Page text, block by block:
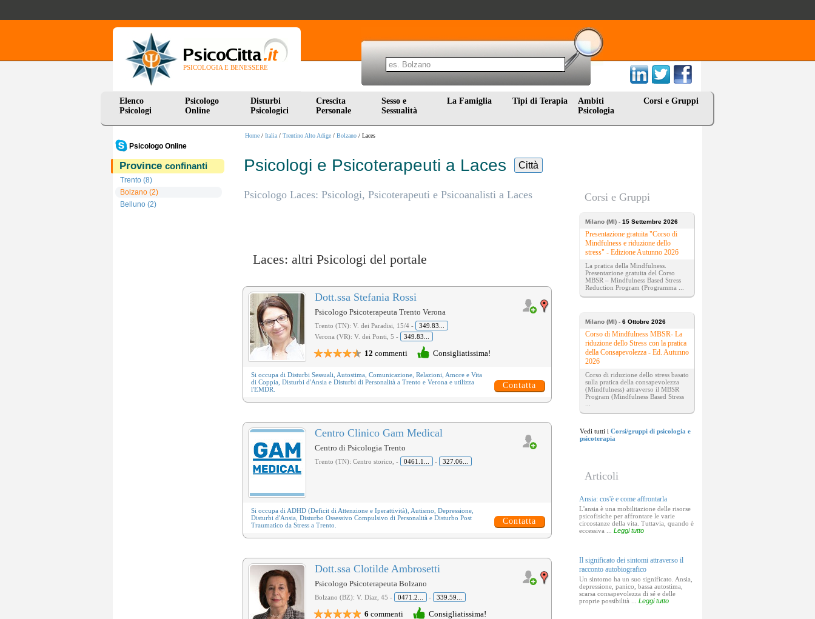
PSICOLOGIA E BENESSERE
Elenco
Psicologi
Psicologo
Online
Disturbi
Psicologici
Crescita
Personale
Sesso e
Sessualità
La Famiglia Tipi di Terapia
Ambiti
Psicologia
Corsi e Gruppi
Home / Italia / Trentino Alto Adige / Bolzano / Laces
Psicologo Online
Province confinanti
Trento (8)
Bolzano (2)
Belluno (2)
Psicologi e Psicoterapeuti a Laces Città
Psicologo Laces: Psicologi, Psicoterapeuti e Psicoanalisti a Laces
Laces: altri Psicologi del portale
Dott.ssa Stefania Rossi
Psicologo Psicoterapeuta Trento Verona
Trento (TN): V. dei Paradisi, 15/4 -
349.83...
Verona (VR): V. dei Ponti, 5 -
349.83...
12 commenti Consigliatissima!
Si occupa di Disturbi Sessuali Autostima Comunicazione Relazioni, Amore e Vita
di Coppia Disturbi d'Ansia e Disturbi di Personalità a Trento e Verona e utilizza
l'EMDR Contatta
Centro Clinico Gam Medical
Centro di Psicologia Trento
Trento (TN): Centro storico, - 0461.1... - 327.06...
Si occupa di ADHD (Deficit di Attenzione e Iperattività) Autismo Depressione
Disturbi d'Ansia Disturbo Ossessivo Compulsivo di Personalità e Disturbo Post
Traumatico da Stress a Trento. Contatta
Dott.ssa Clotilde Ambrosetti
Psicologo Psicoterapeuta Bolzano
Bolzano (BZ): V. Diaz, 45 - 0471.2... - 339.59...
6 commenti Consigliatissima!
Corsi e Gruppi
Milano (MI) - 15 Settembre 2026
Presentazione gratuita "Corso di
Mindfulness e riduzione dello
stress" - Edizione Autunno 2026
La pratica della Mindfulness.
Presentazione gratuita del Corso
MBSR – Mindfulness Based Stress
Reduction Program (Programma ...
Milano (MI) - 6 Ottobre 2026
Corso di Mindfulness MBSR- La
riduzione dello Stress con la pratica
della Consapevolezza - Ed. Autunno
2026
Corso di riduzione dello stress basato
sulla pratica della consapevolezza
(Mindfulness) attraverso il MBSR
Program (Mindfulness Based Stress
Vedi tutti i Corsi/gruppi di psicologia e
psicoterapia
Articoli
Ansia: cos'è e come affrontarla
L'ansia è una mobilitazione delle risorse
psicofisiche per affrontare le varie
circostanze della vita. Tuttavia, quando è
eccessiva ... Leggi tutto
Il significato dei sintomi attraverso il
racconto autobiografico
Un sintomo ha un suo significato. Ansia,
depressione, panico, bassa autostima,
scarsa consapevolezza di sé e delle
proprie possibilità ... Leggi tutto